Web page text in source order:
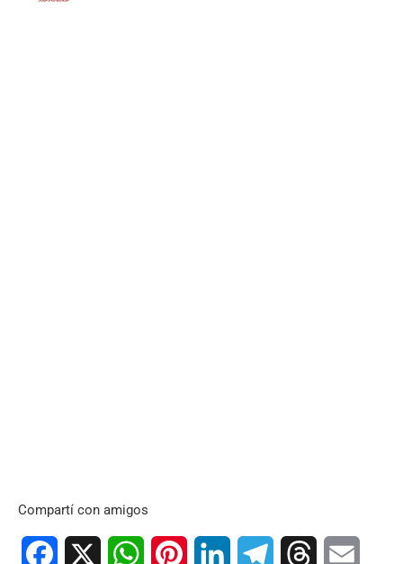
Compartí con amigos
Facebook WhatsAppPinterest LinkedIn TelegramThreads